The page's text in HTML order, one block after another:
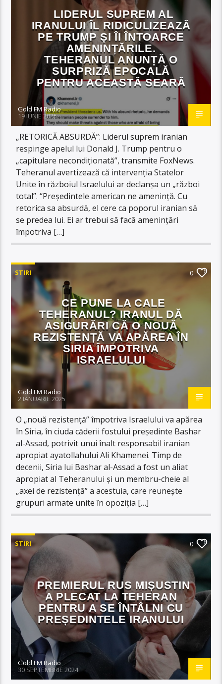
LIDERUL SUPREM AL
IRANULUI ÎL RIDICULIZEAZĂ
PE TRUMP ȘI ÎI ÎNTOARCE
AMENINȚĂRILE.
TEHERANUL ANUNȚĂ O
SURPRIZĂ EPOCALĂ
PENTRU ACEASTĂ SEARĂ
Gold FM Radio
19 IUNIE 2025
„RETORICĂ ABSURDĂ”: Liderul suprem iranian
respinge apelul lui Donald J. Trump pentru o
„capitulare necondiționată”, transmite FoxNews.
Teheranul avertizează că intervenția Statelor
Unite în războiul Israelului ar declanșa un „război
total”. “Președintele american ne amenință. Cu
retorica sa absurdă, el cere ca poporul iranian să
se predea lui. Ei ar trebui să facă amenințări
împotriva […]
STIRI 0
CE PUNE LA CALE
TEHERANUL? IRANUL DĂ
ASIGURĂRI CĂ O NOUĂ
REZISTENȚĂ VA APĂREA ÎN
SIRIA ÎMPOTRIVA
ISRAELULUI
Gold FM Radio
2 IANUARIE 2025
O „nouă rezistenţă” împotriva Israelului va apărea
în Siria, în ciuda căderii fostului preşedinte Bashar
al-Assad, potrivit unui înalt responsabil iranian
apropiat ayatollahului Ali Khamenei. Timp de
decenii, Siria lui Bashar al-Assad a fost un aliat
apropiat al Teheranului şi un membru-cheie al
„axei de rezistenţă” a acestuia, care reuneşte
grupuri armate unite în opoziţia […]
STIRI 0
PREMIERUL RUS MIȘUSTIN
A PLECAT LA TEHERAN
PENTRU A SE ÎNTÂLNI CU
PREȘEDINTELE IRANULUI
Gold FM Radio
30 SEPTEMBRIE 2024